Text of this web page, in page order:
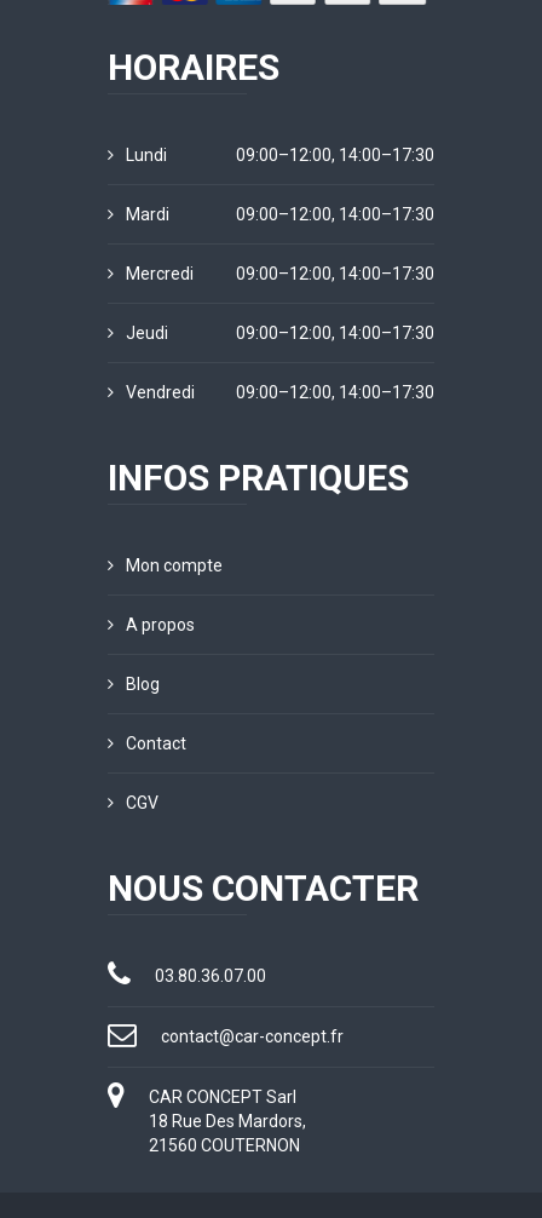
HORAIRES
Lundi 09:00–12:00, 14:00–17:30
Mardi 09:00–12:00, 14:00–17:30
Mercredi 09:00–12:00, 14:00–17:30
Jeudi 09:00–12:00, 14:00–17:30
Vendredi 09:00–12:00, 14:00–17:30
INFOS PRATIQUES
Mon compte
A propos
Blog
Contact
CGV
NOUS CONTACTER
03.80.36.07.00
contact@car-concept.fr
CAR CONCEPT Sarl
18 Rue Des Mardors,
21560 COUTERNON